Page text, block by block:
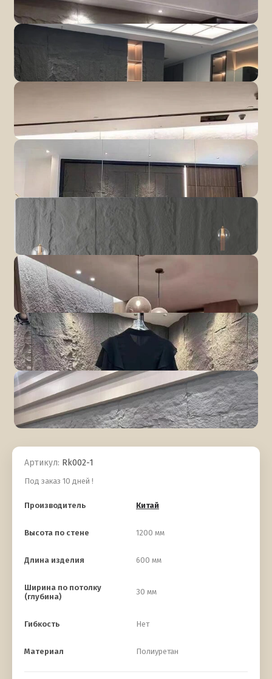
Артикул: Rk002-1
Под заказ 10 дней !
Производитель Китай
Высота по стене 1200 мм
Длина изделия 600 мм
Ширина по потолку
(глубина)
30 мм
Гибкость Нет
Материал Полиуретан